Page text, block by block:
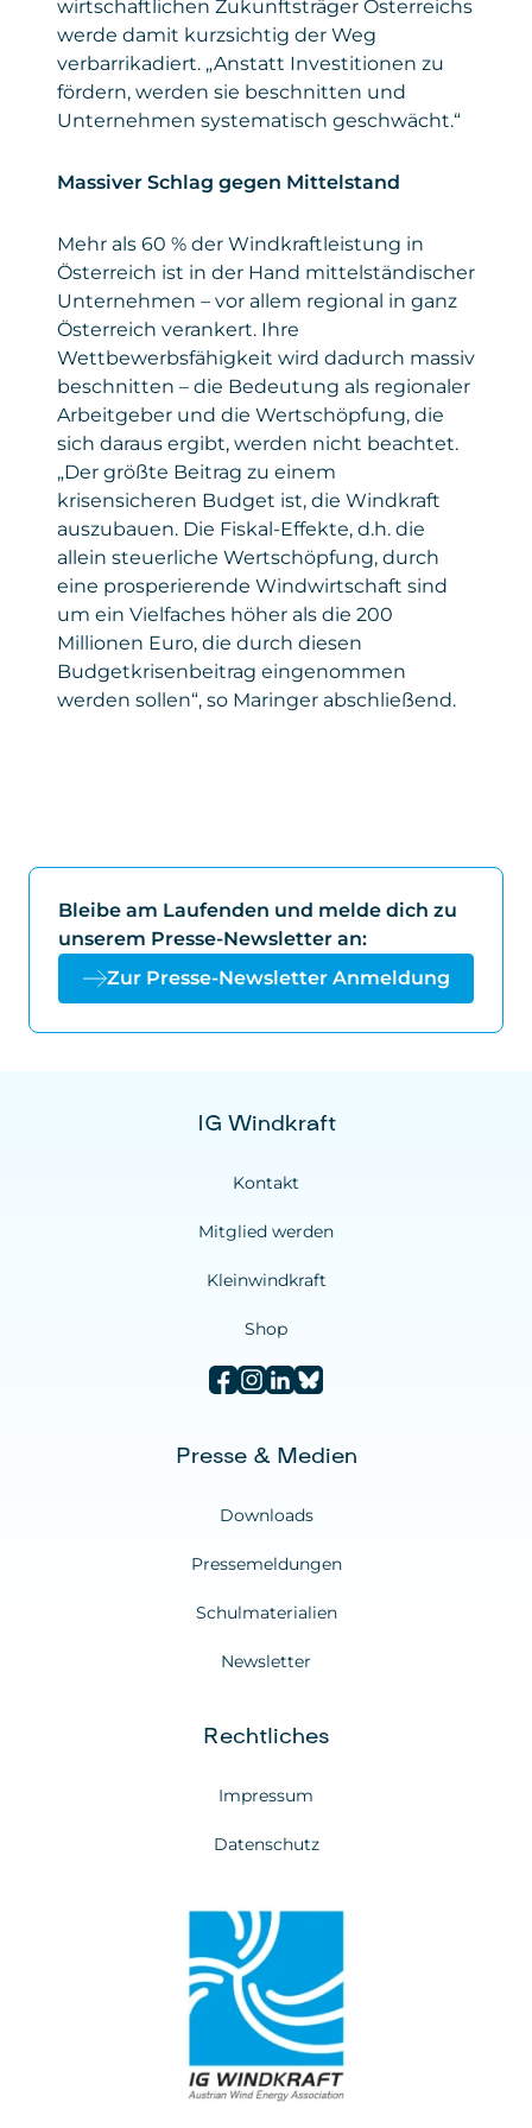
wirtschaftlichen Zukunftsträger Österreichs
werde damit kurzsichtig der Weg
verbarrikadiert. „Anstatt Investitionen zu
fördern, werden sie beschnitten und
Unternehmen systematisch geschwächt.“
Massiver Schlag gegen Mittelstand
Mehr als 60 % der Windkraftleistung in
Österreich ist in der Hand mittelständischer
Unternehmen – vor allem regional in ganz
Österreich verankert. Ihre
Wettbewerbsfähigkeit wird dadurch massiv
beschnitten – die Bedeutung als regionaler
Arbeitgeber und die Wertschöpfung, die
sich daraus ergibt, werden nicht beachtet.
„Der größte Beitrag zu einem
krisensicheren Budget ist, die Windkraft
auszubauen. Die Fiskal-Effekte, d.h. die
allein steuerliche Wertschöpfung, durch
eine prosperierende Windwirtschaft sind
um ein Vielfaches höher als die 200
Millionen Euro, die durch diesen
Budgetkrisenbeitrag eingenommen
werden sollen“, so Maringer abschließend.
Bleibe am Laufenden und melde dich zu
unserem Presse-Newsletter an:
Zur Presse-Newsletter Anmeldung
IG Windkraft
Kontakt
Mitglied werden
Kleinwindkraft
Shop
Presse & Medien
Downloads
Pressemeldungen
Schulmaterialien
Newsletter
Rechtliches
Impressum
Datenschutz
Privacy
Policy
policies.google.com/privacy
Einbindung dient ausschließlich der
reibungslosen Anmeldung zu unseren
Seminaren und sonstigen Angeboten.
Daten: personenbezogene und technische
Gesetzt von: Microsoft Corporation
de/privacy/privacystatement